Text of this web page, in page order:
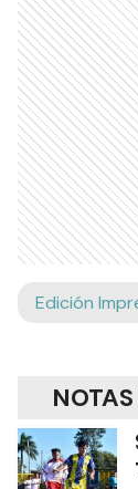
Edición